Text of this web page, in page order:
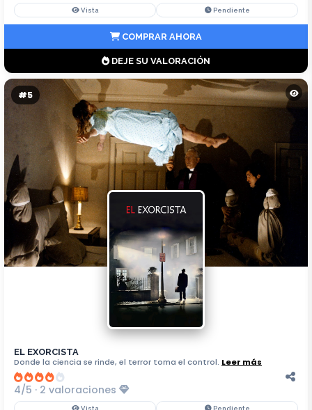
Vista Pendiente
COMPRAR AHORA
DEJE SU VALORACIÓN
#5
EL EXORCISTA
Donde la ciencia se rinde, el terror toma el control. Leer más
4/5 · 2 valoraciones
Vista Pendiente